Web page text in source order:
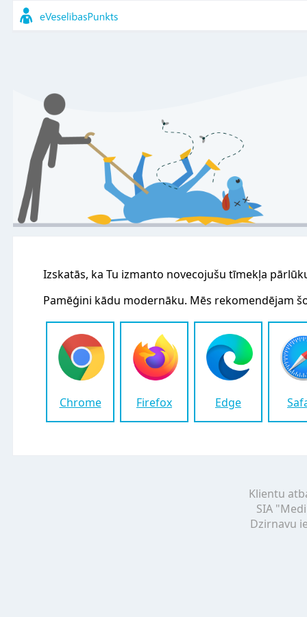
Izskatās, ka Tu izmanto novecojušu tīmekļa
Pamēģini kādu modernāku. Mēs rekomendējam
Chrome Firefox Edge
Klientu
SIA
Dzirnavu